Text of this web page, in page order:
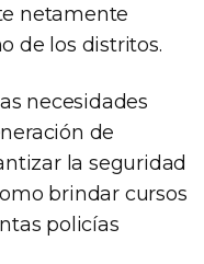
netamente
de los distritos.
necesidades
de
la seguridad
brindar cursos
policías